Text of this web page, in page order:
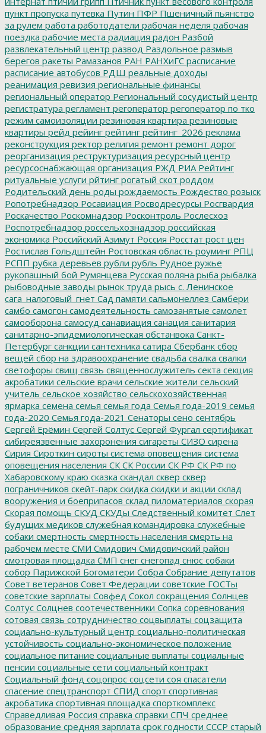
пункт пропуска путевка Путин ПФР Пшеничный пьянство
за рулем работа работодатели рабочая неделя рабочая
поездка рабочие места радиация радон Разбой
развлекательный центр развод Раздольное размыв
берегов ракеты Рамазанов РАН РАНХиГС расписание
расписание автобусов РДШ реальные доходы
реанимация ревизия региональные финансы
региональный оператор Региональный сосудистый центр
регистратура регламент регоператор регоператор по тко
режим самоизоляции резиновая квартира резиновые
квартиры рейд рейинг рейтинг рейтинг_2026 реклама
реконструкция ректор религия ремонт ремонт дорог
реорганизация реструктуризация ресурсный центр
ресурсоснабжающая организация РЖД РИА Рейтинг
ритуальные услуги рйтинг рогатый скот роддом
Родительский день роды рождаемость Рождество розыск
Ропотребнадзор Росавиация Росводресурсы Росгвардия
Роскачество Роскомнадзор Росконтроль Рослесхоз
Роспотребнадзор россельхознадзор российская
экономика Российский Азимут Россия Росстат рост цен
Ростислав Гольдштейн Ростовская область роуминг РПЦ
РСПП рубка деревьев рубли рубль Рудное ружье
рукопашный бой Румянцева Русская поляна рыба рыбалка
рыбоводные заводы рынок труда рысь с. Ленинское
сага_налоговый_гнет Сад памяти сальмонеллез Самбери
самбо самогон самодеятельность самозанятые самолет
самооборона самосуд санавиация санация санитария
санитарно-эпидемиологическая обстанвока Санкт-
Петербург санкции сантехника сатира Сбербанк сбор
вещей сбор на здравоохранение свадьба свалка свалки
светофоры свищ связь священнослужитель секта секция
акробатики сельские врачи сельские жители сельский
учитель сельское хозяйство сельскохозяйственная
ярмарка семена семья семья года Семья года-2019 семья
года-2020 Семья года-2021 Сенаторы сено сентябрь
Сергей Ерёмин Сергей Солтус Сергей Фургал сертификат
сибиреязвенные захоронения сигареты СИЗО сирена
Сирия Сироткин сироты система оповещения система
оповещения населения СК СК России СК РФ СК РФ по
Хабаровскому краю сказка скандал сквер сквер
пограничников скейт-парк скидка скидки и акции склад
вооружения и боеприпасов склад пиломатериалов скорая
Скорая помощь СКУД СКУДы Следственный комитет Слет
будущих медиков служебная командировка служебные
собаки смертность смертность населения смерть на
рабочем месте СМИ Смидович Смидовичский район
смотровая площадка СМП снег снегопад снюс собаки
собор Парижской Богоматери Собра Собрание депутатов
Совет ветеранов Совет Федерации советские ГОСТы
советские зарплаты Совфед Сокол сокращения Солнцев
Солтус Солцнев соотечественники Сопка соревнования
сотовая связь сотрудничество соцвыплаты соцзащита
социально-культурный центр социально-политическая
устойчивость социально-экономическое положение
социальное питание социальные выплаты социальные
пенсии социальные сети социальный контракт
Социальный фонд соцопрос соцсети соя спасатели
спасение спецтранспорт СПИД спорт спортивная
акробатика спортивная площадка спорткомплекс
Справедливая Россия справка справки СПЧ среднее
образование средняя зарплата срок годности СССР старый